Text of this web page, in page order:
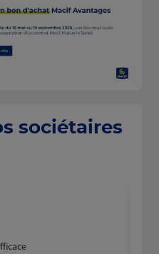
sociétaires